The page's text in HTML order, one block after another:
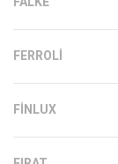
FERROLI
FINLUX